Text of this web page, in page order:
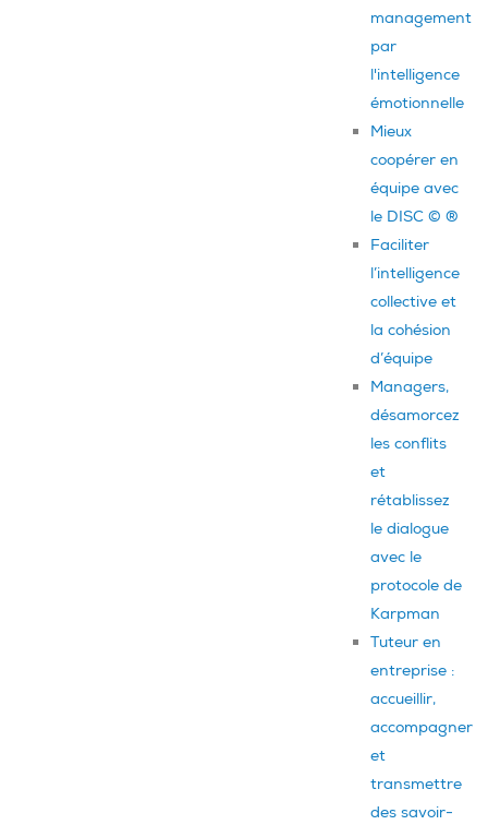
management
par
l'intelligence
émotionnelle
Mieux
coopérer en
équipe avec
le DISC © ®
Faciliter
l’intelligence
collective et
la cohésion
d’équipe
Managers,
désamorcez
les conflits
et
rétablissez
le dialogue
avec le
protocole de
Karpman
Tuteur en
entreprise :
accueillir,
accompagner
et
transmettre
des savoir-